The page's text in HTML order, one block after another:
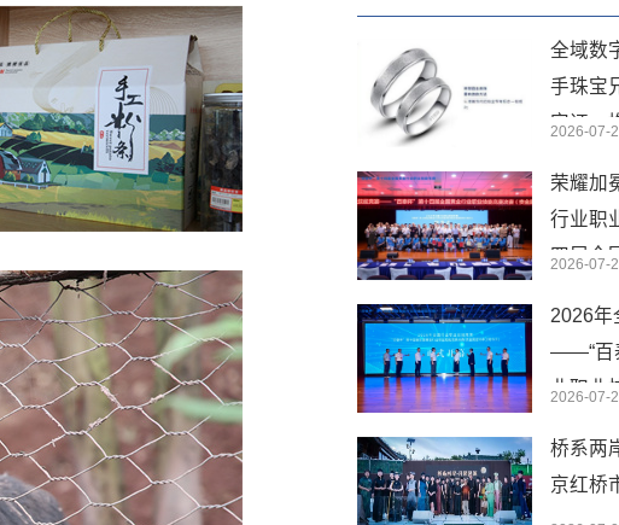
全域数
手珠宝
实证，
2026-07-
荣耀加
行业职
四届全
2026-07-
2026年
——“百
业职业
2026-07-
桥系两
京红桥